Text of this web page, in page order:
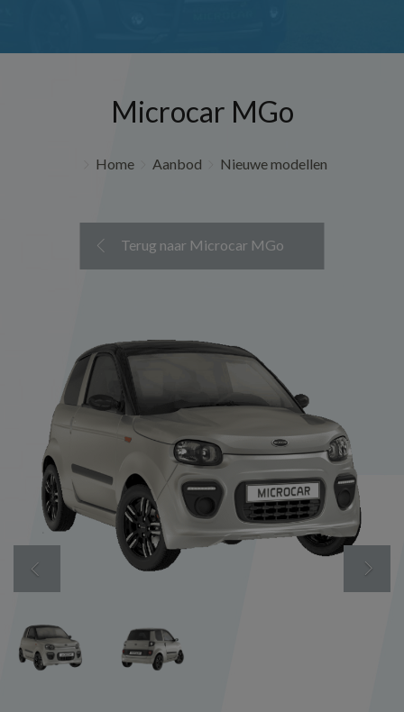
Microcar MGo
Home Aanbod Nieuwe modellen
Terug naar Microcar MGo
Previous